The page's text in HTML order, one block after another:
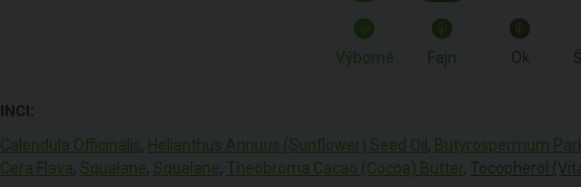
Výborné Fajn Ok
INCI:
Calendula Officinalis, Helianthus Annuus (Sunflower) Seed Oil , Butyrospermum
Cera Flava, Squalane, Squalane, Theobroma Cacao (Cocoa) Butter, Tocopherol